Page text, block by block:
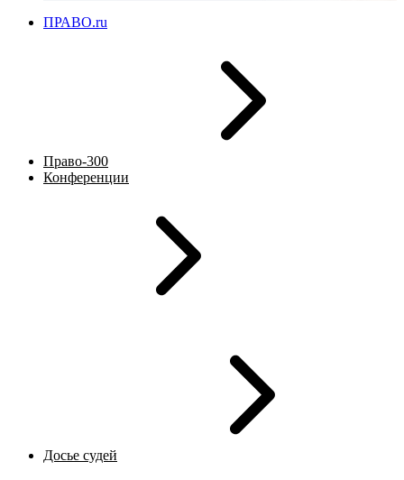
ПРАВО.ru
Право-300
Конференции
Досье судей